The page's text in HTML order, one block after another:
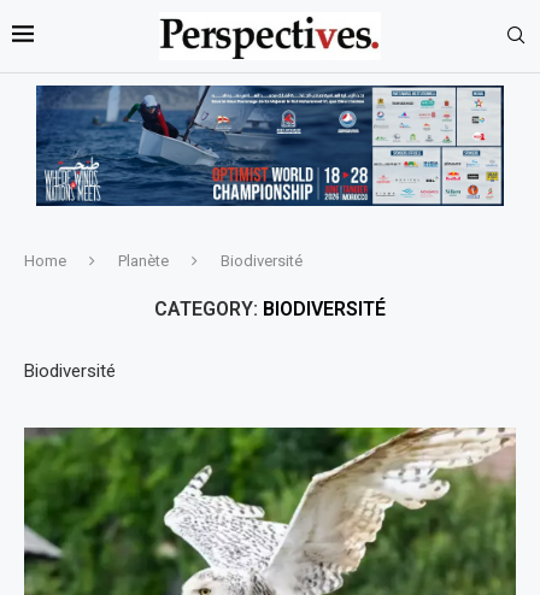
Home Planète Biodiversité
CATEGORY: BIODIVERSITÉ
Biodiversité